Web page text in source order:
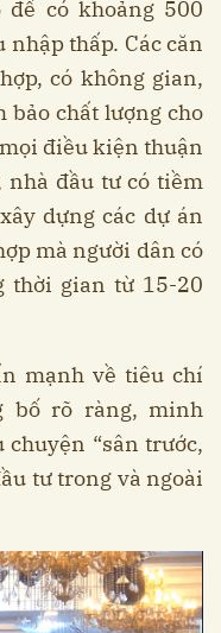
có khoảng 500
thấp. Các căn
có không gian,
bảo chất lượng cho
điều kiện thuận
nhà đầu tư có tiềm
dựng các dự án
mà người dân có
thời gian từ 15-20
mạnh về tiêu chí
bố rõ ràng, minh
chuyện “sân trước,
tư trong và ngoài